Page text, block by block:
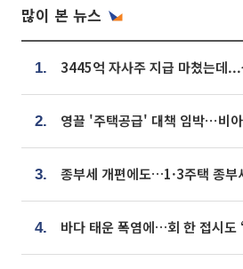
많이 본 뉴스
1.
2.
3.
4. 바다 태운 폭염에…회 한 접시도